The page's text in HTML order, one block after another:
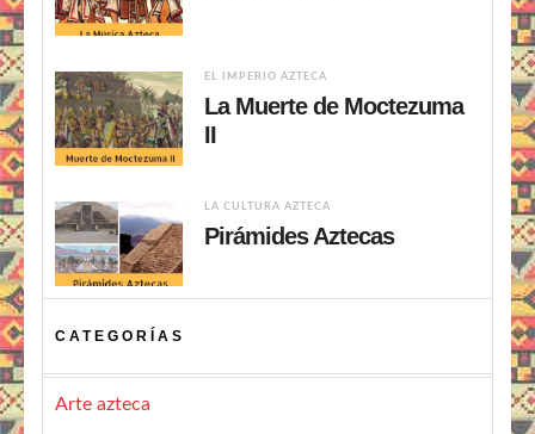
EL IMPERIO AZTECA
La Muerte de Moctezuma
II
LA CULTURA AZTECA
Pirámides Aztecas
CATEGORÍAS
Arte azteca